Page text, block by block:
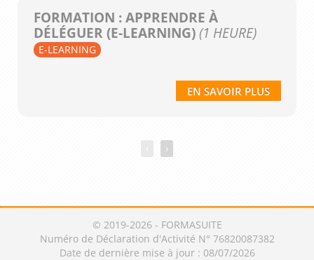
FORMATION : APPRENDRE À
DÉLÉGUER (E-LEARNING)(1 HEURE)
E-LEARNING
EN SAVOIR PLUS
›
© 2019-2026 - FORMASUITE
Numéro de Déclaration d'Activité N° 76820087382
Date de dernière mise à jour : 08/07/2026